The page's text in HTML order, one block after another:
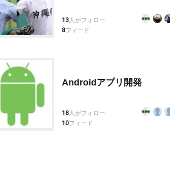
13人がフォロー
8フィード
Androidアプリ開発
18人がフォロー
10フィード